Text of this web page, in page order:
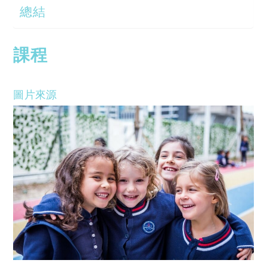
總結
課程
圖片來源